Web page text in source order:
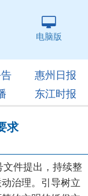
电脑版
惠州日报
东江时报
求
件提出，持续整
治理。引导树立